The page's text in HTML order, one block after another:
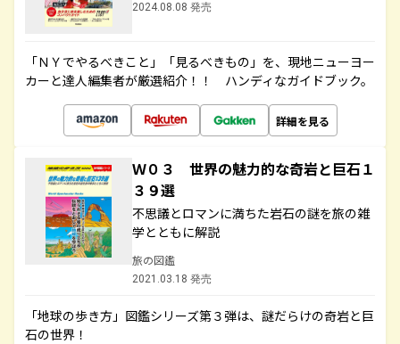
2024.08.08 発売
「ＮＹでやるべきこと」「見るべきもの」を、現地ニューヨー
カーと達人編集者が厳選紹介！！ ハンディなガイドブック。
詳細を見る
Ｗ０３ 世界の魅力的な奇岩と巨石１
３９選
不思議とロマンに満ちた岩石の謎を旅の雑
学とともに解説
旅の図鑑
2021.03.18 発売
「地球の歩き方」図鑑シリーズ第３弾は、謎だらけの奇岩と巨
石の世界！